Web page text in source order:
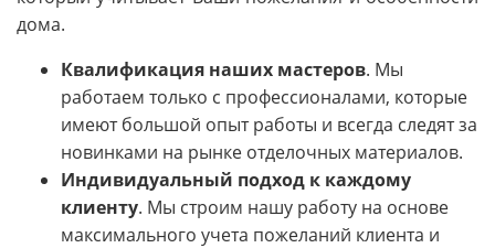
дома.
Квалификация наших мастеров. Мы
работаем только с профессионалами, которые
имеют большой опыт работы и всегда следят за
новинками на рынке отделочных материалов.
Индивидуальный подход к каждому
клиенту. Мы строим нашу работу на основе
максимального учета пожеланий клиента и